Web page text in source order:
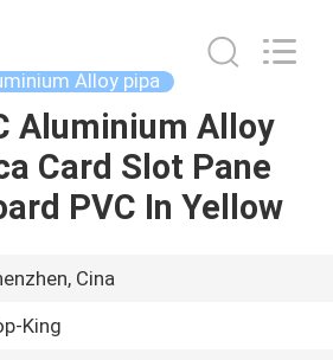
Alloy pipa
Aluminium Alloy
Card Slot Pane
PVC In Yellow
Cina
King